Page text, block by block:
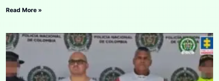
Read More »